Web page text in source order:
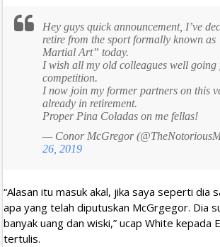
Hey guys quick announcement, I’ve
retire from the sport formally known as
Martial Art” today.
I wish all my old colleagues well
competition.
I now join my former partners on this
already in retirement.
Proper Pina Coladas on me fellas!
— Conor McGregor
26, 2019
“Alasan itu masuk akal, jika saya seperti dia
apa yang telah diputuskan McGrgegor. Dia
banyak uang dan wiski,” ucap White kepada
tertulis.